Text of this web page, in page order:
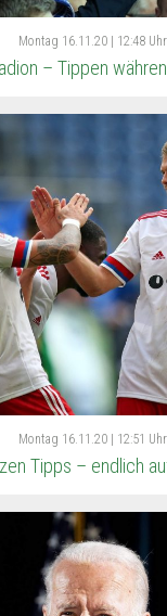
Montag 16.11.20 | 12:48 Uhr
– Tippen
Montag 16.11.20 | 12:51 Uhr
Tipps – endlich